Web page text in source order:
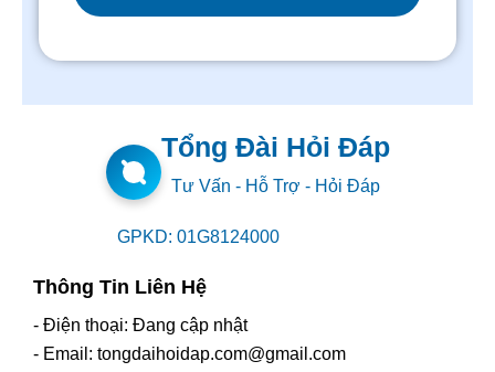
Tổng Đài Hỏi Đáp
Tư Vấn - Hỗ Trợ - Hỏi Đáp
GPKD: 01G8124000
Thông Tin Liên Hệ
- Điện thoại: Đang cập nhật
- Email: tongdaihoidap.com@gmail.com